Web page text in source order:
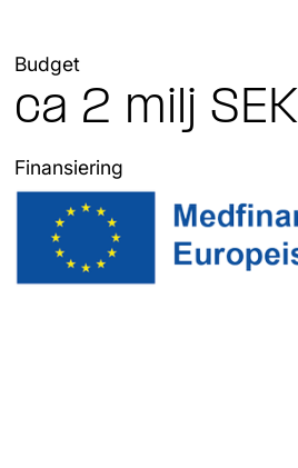
Budget
ca 2 milj SEK
Finansiering